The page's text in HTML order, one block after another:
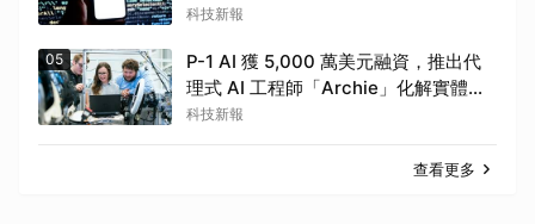
科技新報
05
P-1 AI 獲 5,000 萬美元融資，推出代
理式 AI 工程師「Archie」化解實體工
程人才荒
科技新報
查看更多